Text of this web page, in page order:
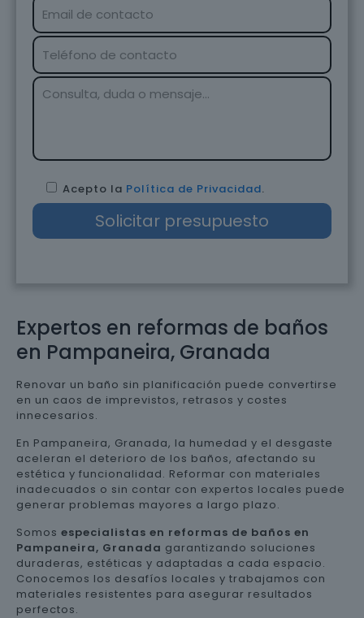
Expertos en reformas de baños
en Pampaneira, Granada
Renovar un baño sin planificación puede convertirse
en un caos de imprevistos, retrasos y costes
innecesarios.
En Pampaneira, Granada, la humedad y el desgaste
aceleran el deterioro de los baños, afectando su
estética y funcionalidad. Reformar con materiales
inadecuados o sin contar con expertos locales puede
generar problemas mayores a largo plazo.
Somos especialistas en reformas de baños en
Pampaneira, Granada garantizando soluciones
duraderas, estéticas y adaptadas a cada espacio.
Conocemos los desafíos locales y trabajamos con
materiales resistentes para asegurar resultados
perfectos.
Acepto la Política de Privacidad.